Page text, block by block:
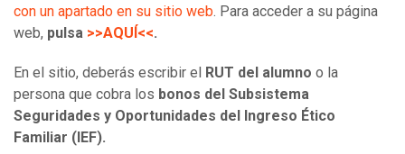
con un apartado en su sitio web. Para acceder a su página
web, pulsa >>AQUÍ<<.
En el sitio, deberás escribir el RUT del alumno o la
persona que cobra los bonos del Subsistema
Seguridades y Oportunidades del Ingreso Ético
Familiar (IEF).